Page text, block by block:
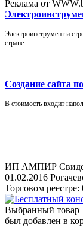
Реклама от
Электроинструмент и
стране.
Создание сайта
В стоимость входит
ИП АМПИР
01.02.2016
Торговом реестре:
Выбранный товар
был добавлен в